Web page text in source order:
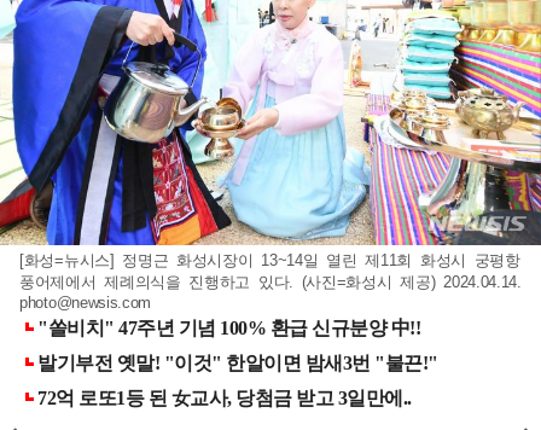
[화성=뉴시스] 정명근 화성시장이 13~14일 열린 제11회 화성시 궁평항
풍어제에서 제례의식을 진행하고 있다. (사진=화성시 제공) 2024.04.14.
photo@newsis.com